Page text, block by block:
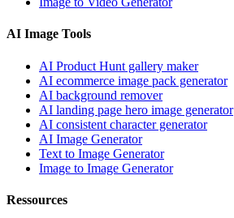
AI Image Tools
AI Product Hunt gallery maker
AI ecommerce image pack generator
AI background remover
AI landing page hero image generator
AI consistent character generator
AI Image Generator
Text to Image Generator
Image to Image Generator
Ressources